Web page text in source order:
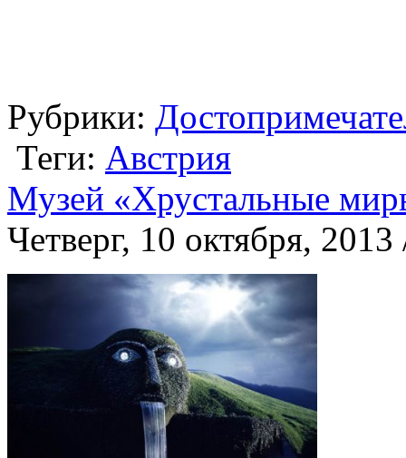
Рубрики:
Теги: Австрия
Музей «Хрустальные
Четверг, 10 октября,